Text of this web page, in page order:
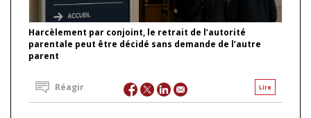
Harcèlement par conjoint, le retrait de l’autorité
parentale peut être décidé sans demande de l’autre
parent
Lire
Réagir